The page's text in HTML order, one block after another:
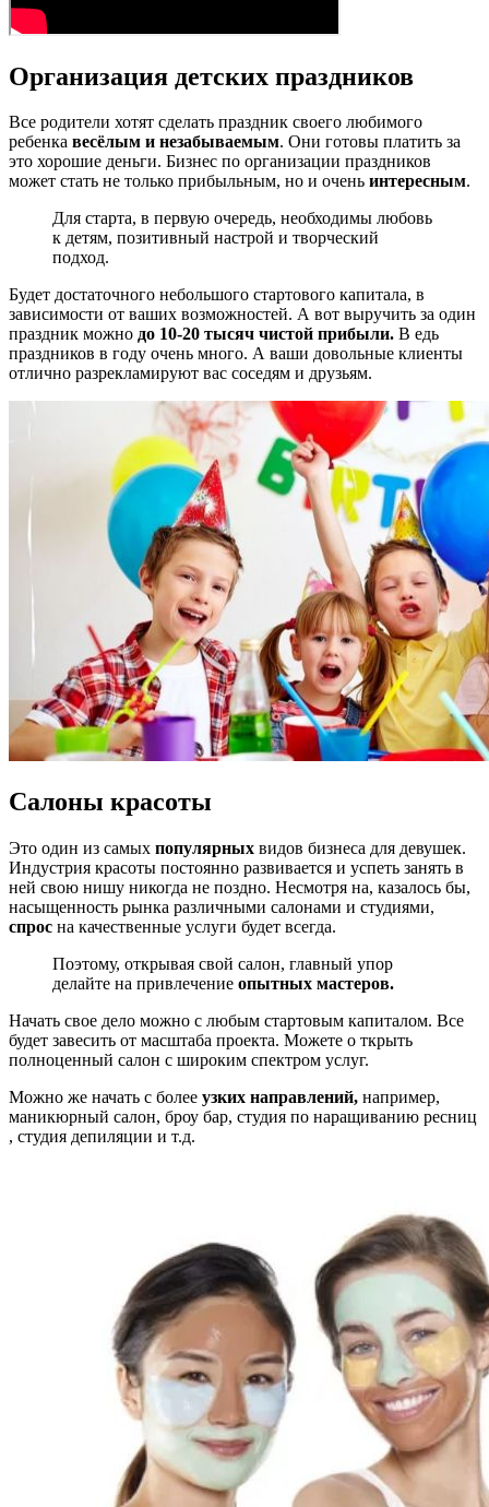
Организация детских праздников
Все родители хотят сделать праздник своего любимого
ребенка весёлым и незабываемым. Они готовы платить за
это хорошие деньги. Бизнес по организации праздников
может стать не только прибыльным, но и очень интересным.
Для старта, в первую очередь, необходимы любовь
к детям, позитивный настрой и творческий
подход.
Будет достаточного небольшого стартового капитала, в
зависимости от ваших возможностей. А вот выручить за один
праздник можно до 10-20 тысяч чистой прибыли. В едь
праздников в году очень много. А ваши довольные клиенты
отлично разрекламируют вас соседям и друзьям.
Салоны красоты
Это один из самых популярных видов бизнеса для девушек.
Индустрия красоты постоянно развивается и успеть занять в
ней свою нишу никогда не поздно. Несмотря на, казалось бы,
насыщенность рынка различными салонами и студиями,
спрос на качественные услуги будет всегда.
Поэтому, открывая свой салон, главный упор
делайте на привлечение опытных мастеров.
Начать свое дело можно с любым стартовым капиталом. Все
будет завесить от масштаба проекта. Можете о ткрыть
полноценный салон с широким спектром услуг.
Можно же начать с более узких направлений, например,
маникюрный салон, броу бар, студия по наращиванию ресниц
, студия депиляции и т.д.